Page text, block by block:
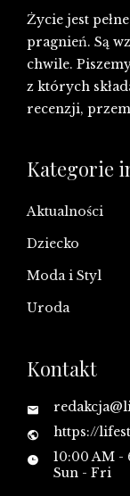
Życie jest
pragnień. Są
chwile.
z których
recenzji,
Kategorie
Aktualności
Dziecko
Moda i Styl
Uroda
Kontakt
https://
10:00 AM -
Sun - Fri